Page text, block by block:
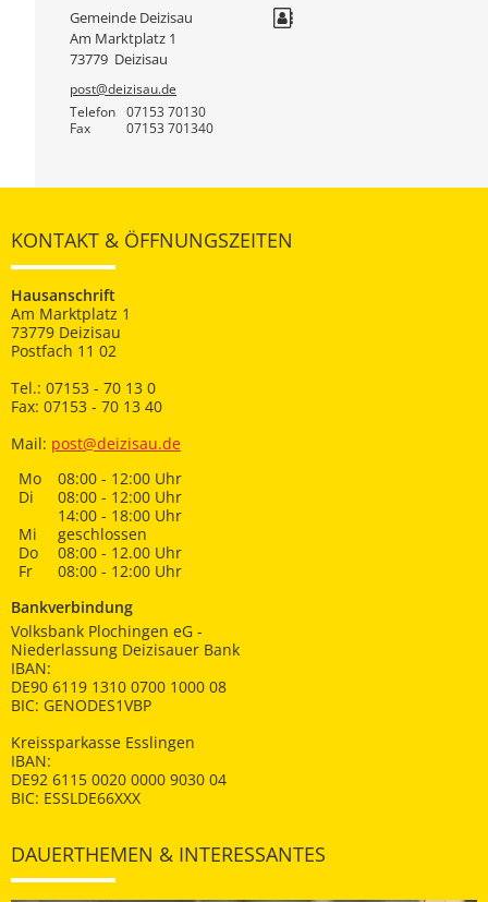
Gemeinde Deizisau
Am Marktplatz 1
73779 Deizisau
post@deizisau.de
Telefon
07153 70130
Fax 07153 701340
KONTAKT & ÖFFNUNGSZEITEN
Hausanschrift
Am Marktplatz 1
73779 Deizisau
Postfach 11 02
Tel.: 07153 - 70 13 0
Fax: 07153 - 70 13 40
Mail: post@deizisau.de
Mo
08:00 - 12:00 Uhr
Di
08:00 - 12:00 Uhr
14:00 - 18:00 Uhr
Mi
geschlossen
Do
08:00 - 12.00 Uhr
Fr
08:00 - 12:00 Uhr
Bankverbindung
Volksbank Plochingen eG -
Niederlassung Deizisauer Bank
IBAN:
DE90 6119 1310 0700 1000 08
BIC: GENODES1VBP
Kreissparkasse Esslingen
IBAN:
DE92 6115 0020 0000 9030 04
BIC: ESSLDE66XXX
DAUERTHEMEN & INTERESSANTES